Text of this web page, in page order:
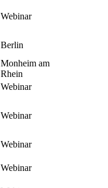
Webinar
Berlin
Monheim am
Rhein
Webinar
Webinar
Webinar
Webinar